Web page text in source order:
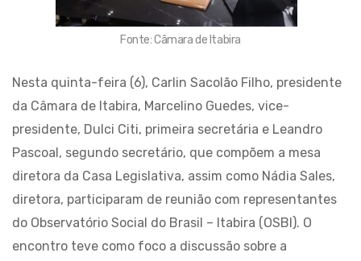
Fonte: Câmara de Itabira
Nesta quinta-feira (6), Carlin Sacolão Filho, presidente
da Câmara de Itabira, Marcelino Guedes, vice-
presidente, Dulci Citi, primeira secretária e Leandro
Pascoal, segundo secretário, que compõem a mesa
diretora da Casa Legislativa, assim como Nádia Sales,
diretora, participaram de reunião com representantes
do Observatório Social do Brasil – Itabira (OSBI). O
encontro teve como foco a discussão sobre a